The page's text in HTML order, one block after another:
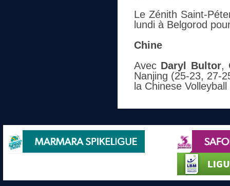
Le Zénith Saint-
lundi à Belgorod
Chine
Avec Daryl Bultor,
Nanjing (25-23, 27-
la Chinese